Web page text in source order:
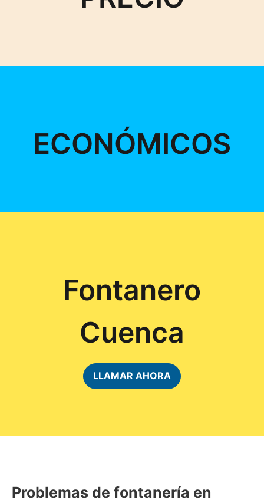
ECONÓMICOS
Fontanero
Cuenca
LLAMAR AHORA
Problemas de fontanería en